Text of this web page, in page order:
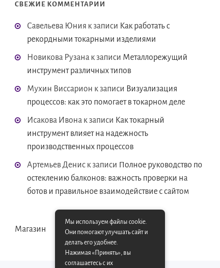
СВЕЖИЕ КОММЕНТАРИИ
Савельева Юния к записи Как работать с
рекордными токарными изделиями
Новикова Рузана к записи Металлорежущий
инструмент различных типов
Мухин Виссарион к записи Визуализация
процессов: как это помогает в токарном деле
Исакова Ивона к записи Как токарный
инструмент влияет на надежность
производственных процессов
Артемьев Денис к записи Полное руководство по
остеклению балконов: важность проверки на
ботов и правильное взаимодействие с сайтом
Магазин
Мы используем файлы cookie.
Они помогают улучшать сайт и
делать его удобнее.
Нажимая «Принять», вы
соглашаетесь с их